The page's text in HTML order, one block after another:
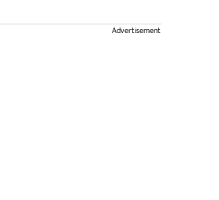
Advertisement